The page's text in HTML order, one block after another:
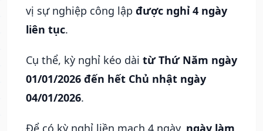
vị sự nghiệp công lập được nghỉ 4 ngày
liên tục.
Cụ thể, kỳ nghỉ kéo dài từ Thứ Năm ngày
01/01/2026 đến hết Chủ nhật ngày
04/01/2026.
Để có kỳ nghỉ liền mạch 4 ngày, ngày làm